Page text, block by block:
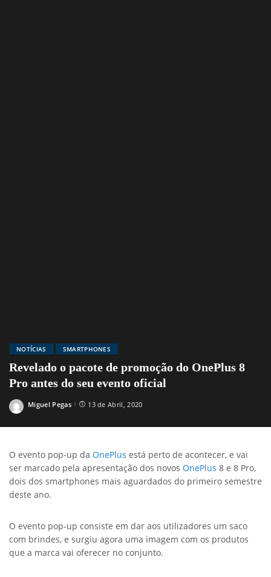
NOTÍCIAS SMARTPHONES
Revelado o pacote de promoção do OnePlus 8
Pro antes do seu evento oficial
Posted
Miguel Pegas 13 de Abril, 2020
O evento pop-up da OnePlus está perto de acontecer, e vai
ser marcado pela apresentação dos novos OnePlus 8 e 8 Pro,
dois dos smartphones mais aguardados do primeiro semestre
deste ano.
O evento pop-up consiste em dar aos utilizadores um saco
com brindes, e surgiu agora uma imagem com os produtos
que a marca vai oferecer no conjunto.